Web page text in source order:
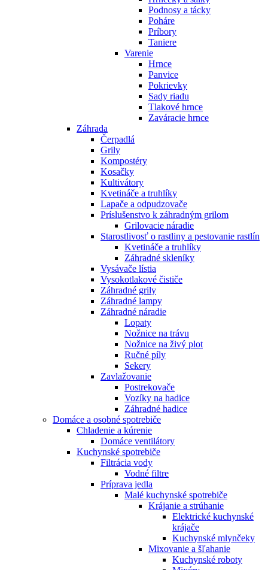
Podnosy a tácky
Poháre
Príbory
Taniere
Varenie
Hrnce
Panvice
Pokrievky
Sady riadu
Tlakové hrnce
Zaváracie hrnce
Záhrada
Čerpadlá
Grily
Kompostéry
Kosačky
Kultivátory
Kvetináče a truhlíky
Lapače a odpudzovače
Príslušenstvo k záhradným grilom
Grilovacie náradie
Starostlivosť o rastliny a pestovanie rastlín
Kvetináče a truhlíky
Záhradné skleníky
Vysávače lístia
Vysokotlakové čističe
Záhradné grily
Záhradné lampy
Záhradné náradie
Lopaty
Nožnice na trávu
Nožnice na živý plot
Ručné píly
Sekery
Zavlažovanie
Postrekovače
Vozíky na hadice
Záhradné hadice
Domáce a osobné spotrebiče
Chladenie a kúrenie
Domáce ventilátory
Kuchynské spotrebiče
Filtrácia vody
Vodné filtre
Príprava jedla
Malé kuchynské spotrebiče
Krájanie a strúhanie
Elektrické kuchynské
krájače
Kuchynské mlynčeky
Mixovanie a šľahanie
Kuchynské roboty